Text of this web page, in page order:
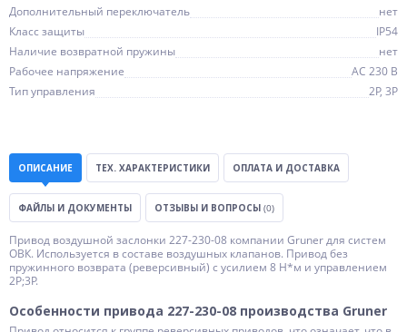
Дополнительный переключатель
нет
Класс защиты
IP54
Наличие возвратной пружины
нет
Рабочее напряжение
AC 230 В
Тип управления
2P, 3P
ОПИСАНИЕ ТЕХ. ХАРАКТЕРИСТИКИ ОПЛАТА И ДОСТАВКА
ФАЙЛЫ И ДОКУМЕНТЫ ОТЗЫВЫ И ВОПРОСЫ (0)
Привод воздушной заслонки 227-230-08 компании Gruner для систем
ОВК. Используется в составе воздушных клапанов. Привод без
пружинного возврата (реверсивный) с усилием 8 Н*м и управлением
2P;3P.
Особенности привода 227-230-08 производства Gruner